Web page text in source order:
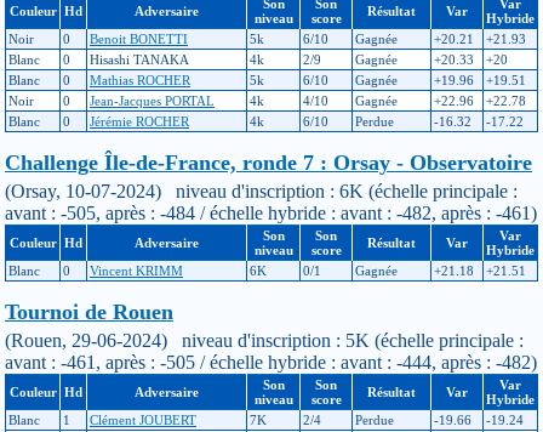
Couleur Hd Adversaire
Son
niveau
Son
score
Résultat Var
Var
Hybride
Noir
0 Benoit BONETTI 5k 6/10 Gagnée +20.21
+21.93
Blanc
0 Hisashi TANAKA 4k 2/9 Gagnée +20.33
+20
Blanc
0 Mathias ROCHER 5k 6/10 Gagnée +19.96
+19.51
Noir
0 Jean-Jacques PORTAL 4k 4/10 Gagnée +22.96
+22.78
Blanc
0 Jérémie ROCHER 4k 6/10 Perdue -16.32 -17.22
Challenge Île-de-France, ronde 7 : Orsay - Observatoire
(Orsay, 10-07-2024) niveau d'inscription : 6K (échelle principale :
avant : -505, après : -484 / échelle hybride : avant : -482, après : -461)
Couleur Hd Adversaire
Son
niveau
Son
score
Résultat Var
Var
Hybride
Blanc
0 Vincent KRIMM 6K 0/1 Gagnée +21.18 +21.51
Tournoi de Rouen
(Rouen, 29-06-2024) niveau d'inscription : 5K (échelle principale :
avant : -461, après : -505 / échelle hybride : avant : -444, après : -482)
Couleur Hd Adversaire
Son
niveau
Son
score
Résultat Var
Var
Hybride
Blanc
1 Clément JOUBERT 7K 2/4 Perdue -19.66
-19.24